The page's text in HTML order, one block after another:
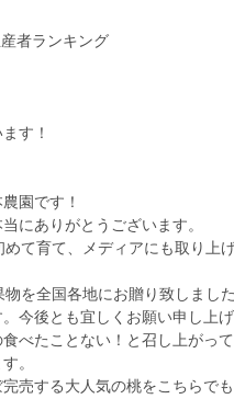
者ランキング
す！
園です！
にありがとうございます。
て育て、メディアにも取り上
を全国各地にお贈り致しまし
今後とも宜しくお願い申し上げ
べたことない！と召し上がっ
。
売する大人気の桃をこちらで